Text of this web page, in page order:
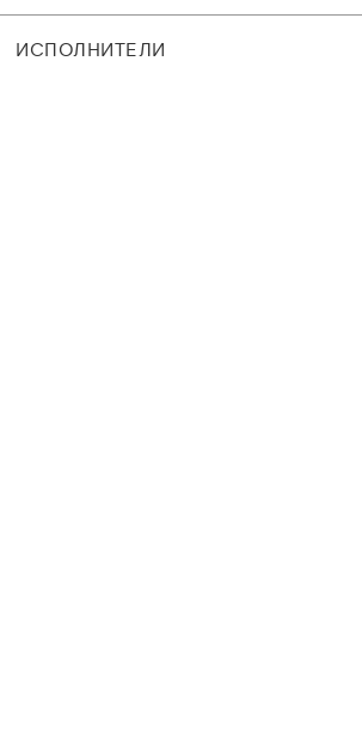
ИСПОЛНИТЕЛИ